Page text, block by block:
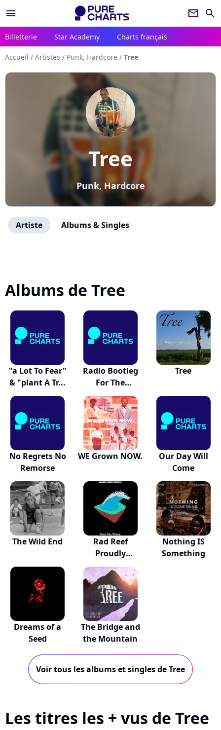
menu newsletter search
Billetterie Star Academy Charts français
Accueil / Artistes / Punk, Hardcore / Tree
Tree
Punk, Hardcore
Artiste Albums & Singles
Albums de Tree
"a Lot To Fear"
& "plant A Tr...
Radio Bootleg
For The
Restles...
Tree
No Regrets No
Remorse
WE Grown NOW.
Our Day Will
Come
The Wild End
Rad Reef
Proudly
Presents: Ne...
Nothing IS
Something
Dreams of a
Seed
The Bridge and
the Mountain
Voir tous les albums et singles de Tree
Les titres les + vus de Tree